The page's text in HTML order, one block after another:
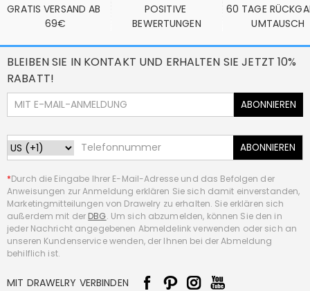
GRATIS VERSAND AB
69€
POSITIVE
BEWERTUNGEN
60 TAGE
UMTAUSCH
BLEIBEN SIE IN KONTAKT UND ERHALTEN SIE JETZT 10%
RABATT!
ABONNIEREN
ABONNIEREN
*Durch die Eingabe Ihrer E-Mail-Adresse und das Befolgen der
Anweisungen zur Anmeldung erklären Sie sich damit einverstanden,
Marketingmitteilungen von Drawelry zu erhalten. Sie erklären sich
außerdem mit der DBG. Um sich abzumelden, können Sie den in
jeder Nachricht angegebenen Abmeldelink verwenden oder sich an
unseren Kundenservice wenden, der Ihnen bei der Abmeldung
behilflich ist.
MIT DRAWELRY VERBINDEN